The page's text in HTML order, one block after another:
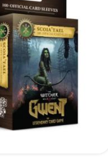
visibility